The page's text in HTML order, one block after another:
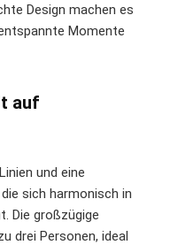
Design machen es
Momente
auf
und eine
sich harmonisch in
Die großzügige
drei Personen, ideal